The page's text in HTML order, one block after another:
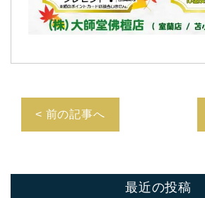
< 前の記事へ
最近の投稿